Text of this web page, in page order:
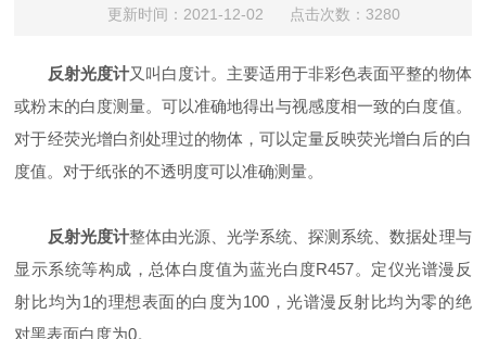
更新时间：2021-12-02 点击次数：3280
反射光度计又叫白度计。主要适用于非彩色表面平整的物体
或粉末的白度测量。可以准确地得出与视感度相一致的白度值。
对于经荧光增白剂处理过的物体，可以定量反映荧光增白后的白
度值。对于纸张的不透明度可以准确测量。
反射光度计整体由光源、光学系统、探测系统、数据处理与
显示系统等构成，总体白度值为蓝光白度R457。定仪光谱漫反
射比均为1的理想表面的白度为100，光谱漫反射比均为零的绝
对黑表面白度为0。